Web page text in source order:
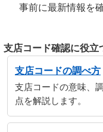
事前に最新情報を
支店コード確認に役立
支店コードの調べ方
支店コードの意味、
点を解説します。